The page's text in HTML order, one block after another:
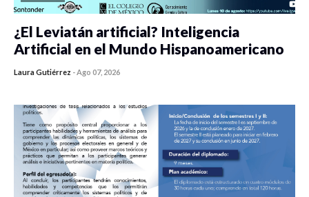
¿El Leviatán artificial? Inteligencia
Artificial en el Mundo Hispanoamericano
Laura Gutiérrez -Ago 07, 2026